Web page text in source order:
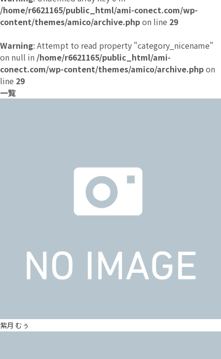
/home/r6621165/public_html/ami-conect.com/wp-
content/themes/amico/archive.phpon line 29
Warning: Attempt to read property "category_nicename"
on null in /home/r6621165/public_html/ami-
conect.com/wp-content/themes/amico/archive.phpon
line 29
一覧
紫月 むぅ